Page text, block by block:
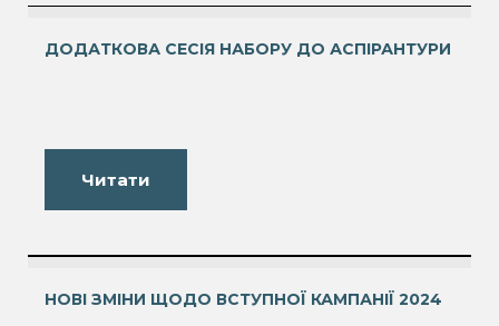
ДОДАТКОВА СЕСІЯ НАБОРУ ДО АСПІРАНТУРИ
Читати
НОВІ ЗМІНИ ЩОДО ВСТУПНОЇ КАМПАНІЇ 2024